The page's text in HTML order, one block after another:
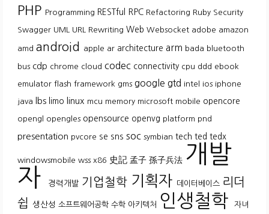
PHP Programming RESTful RPC Refactoring Ruby Security
Swagger UML URL Rewriting Web Websocket adobe amazon
amd android apple ar architecture arm bada bluetooth
bus cdp chrome cloud codec connectivity cpu ddd ebook
emulator flash framework gms google gtd intel ios iphone
java lbs limo linux mcu memory microsoft mobile opencore
opengl opengles opensource openvg platform pnd
presentation pvcore se sns soc symbian tech ted tedx
windowsmobile wss x86 史記 孟子 孫子兵法 개발
자
경력개발 기업철학 기획자 데이터베이스 리더
쉽 생산성 소프트웨어공학 수학 아키텍처 인생철학 자녀